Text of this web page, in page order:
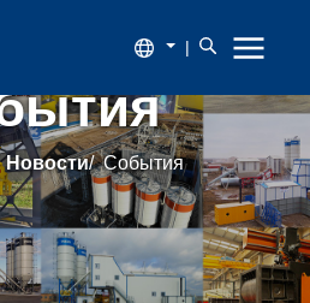
|
Новости/ События